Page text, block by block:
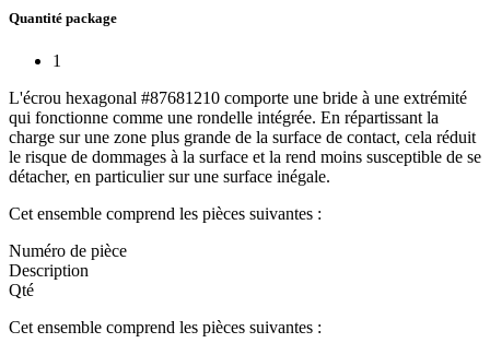
Quantité package
1
L'écrou hexagonal #87681210 comporte une bride à une extrémité
qui fonctionne comme une rondelle intégrée. En répartissant la
charge sur une zone plus grande de la surface de contact, cela réduit
le risque de dommages à la surface et la rend moins susceptible de se
détacher, en particulier sur une surface inégale.
Cet ensemble comprend les pièces suivantes :
Numéro de pièce
Description
Qté
Cet ensemble comprend les pièces suivantes :